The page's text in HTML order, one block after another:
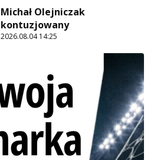
Michał Olejniczak
kontuzjowany
2026.08.04 14:25